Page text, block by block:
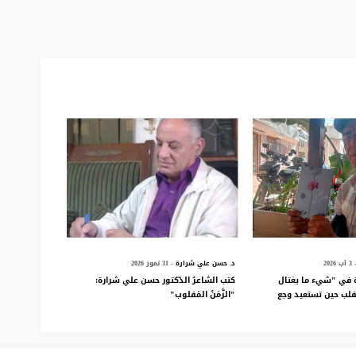
- 3 آب 2026
في "شيء ما يغتال
حين تستعيد وجع
د. حسن علي شرارة- 31 تموز 2026
كتب الشاعرُ الدّكتور حسن علي شرارة:
"الزَّمَنُ المَقلوب"